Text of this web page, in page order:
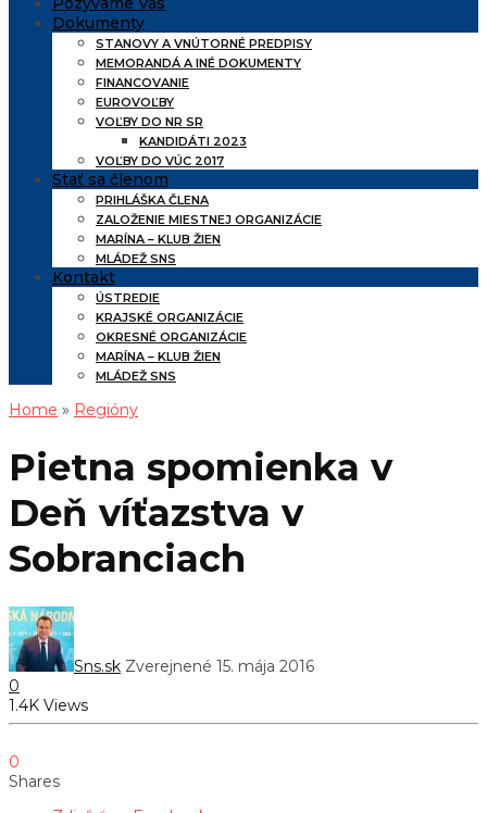
Dokumenty
STANOVY A VNÚTORNÉ PREDPISY
MEMORANDÁ A INÉ DOKUMENTY
FINANCOVANIE
EUROVOĽBY
VOĽBY DO NR SR
KANDIDÁTI 2023
VOĽBY DO VÚC 2017
Stať sa členom
PRIHLÁŠKA ČLENA
ZALOŽENIE MIESTNEJ ORGANIZÁCIE
MARÍNA – KLUB ŽIEN
MLÁDEŽ SNS
Kontakt
ÚSTREDIE
KRAJSKÉ ORGANIZÁCIE
OKRESNÉ ORGANIZÁCIE
MARÍNA – KLUB ŽIEN
MLÁDEŽ SNS
Home » Regióny
Pietna spomienka v
Deň víťazstva v
Sobranciach
Sns.sk Zverejnené 15. mája 2016
0
1.4K Views
0
Shares